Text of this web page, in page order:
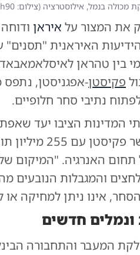
מכולה בנמל, אילוסטרציה (צילום: Flash90
את המצור על איראן
הידיעות האיראנית
בין טהראן
פקיסטן-אפגניסטן, נתפס
נתיבי סחר חלופיים.
בהיקף הסחר
תחום האנרגיה. "המיקום
והמגבלות הנובעים
אינו ניתן למחיקה או
חדשים
המעבר והתחבורה